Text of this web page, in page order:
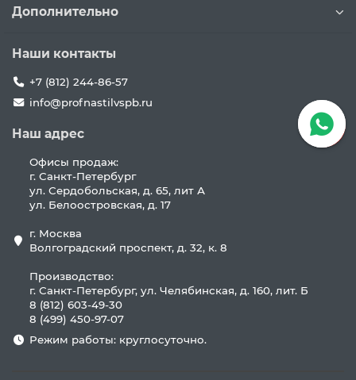
Дополнительно
Наши контакты
+7 (812) 244-86-57
info@profnastilvspb.ru
Наш адрес
Офисы продаж:
г. Санкт-Петербург
ул. Сердобольская, д. 65, лит А
ул. Белоостровская, д. 17
г. Москва
Волгоградский проспект, д. 32, к. 8
Производство:
г. Санкт-Петербург, ул. Челябинская, д. 160, лит. Б
8 (812) 603-49-30
8 (499) 450-97-07
Режим работы: круглосуточно.